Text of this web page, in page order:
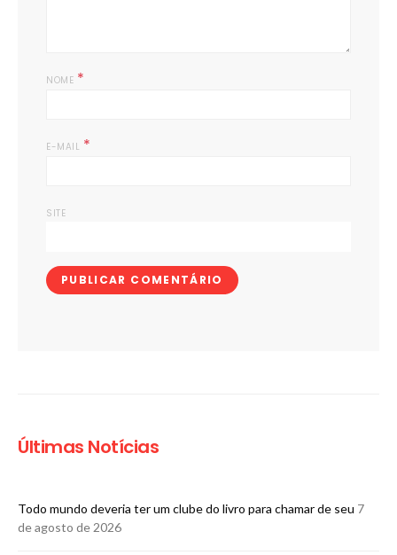
NOME *
E-MAIL *
SITE
Últimas Notícias
Todo mundo deveria ter um clube do livro para chamar de seu 7
de agosto de 2026